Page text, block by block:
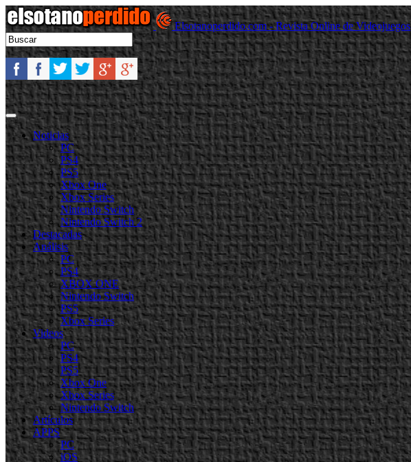
Elsotanoperdido.com - Revista Online de Videojuegos
Noticias
PC
PS4
PS5
Xbox One
Xbox Series
Nintendo Switch
Nintendo Switch 2
Destacadas
Análisis
PC
PS4
XBOX ONE
Nintendo Switch
PS5
Xbox Series
Videos
PC
PS4
PS5
Xbox One
Xbox Series
Nintendo Switch
Artículos
APPS
PC
iOS